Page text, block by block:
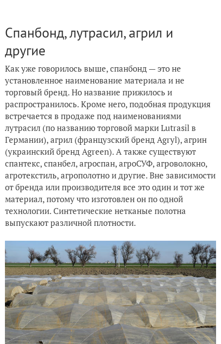
Спанбонд, лутрасил, агрил и
другие
Как уже говорилось выше, спанбонд — это не
установленное наименование материала и не
торговый бренд. Но название прижилось и
распространилось. Кроме него, подобная продукция
встречается в продаже под наименованиями
лутрасил (по названию торговой марки Lutrasil в
Германии), агрил (французский бренд Agryl), агрин
(украинский бренд Agreen). А также существуют
спантекс, спанбел, агроспан, агроСУФ, агроволокно,
агротекстиль, агрополотно и другие. Вне зависимости
от бренда или производителя все это один и тот же
материал, потому что изготовлен он по одной
технологии. Синтетические нетканые полотна
выпускают различной плотности.